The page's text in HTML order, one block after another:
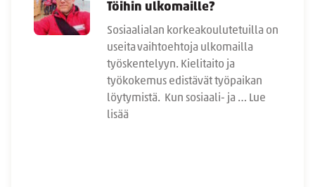
Töihin ulkomaille?
Sosiaalialan korkeakoulutetuilla on
useita vaihtoehtoja ulkomailla
työskentelyyn. Kielitaito ja
työkokemus edistävät työpaikan
löytymistä. Kun sosiaali- ja … Lue
lisää